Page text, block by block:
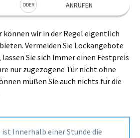
ODER ANRUFEN
können wir in der Regel eigentlich
Vermeiden Sie Lockangebote
lassen Sie sich immer einen Festpreis
nur zugezogene Tür nicht ohne
müßen Sie auch nichts für die
ist Innerhalb einer Stunde die